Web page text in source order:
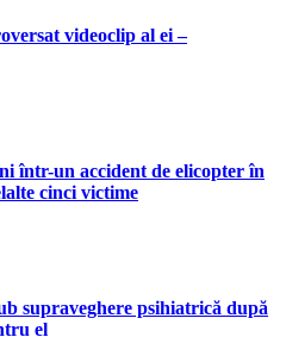
videoclip al ei –
într-un accident de elicopter în
cinci victime
supraveghere psihiatrică după
el